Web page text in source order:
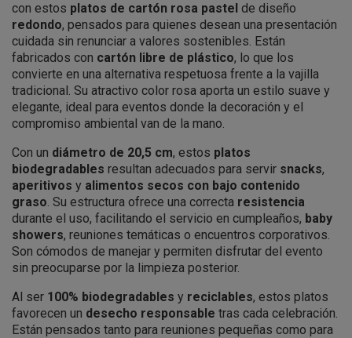
con estos platos de cartón rosa pastel de diseño
redondo, pensados para quienes desean una presentación
cuidada sin renunciar a valores sostenibles. Están
fabricados con cartón libre de plástico, lo que los
convierte en una alternativa respetuosa frente a la vajilla
tradicional. Su atractivo color rosa aporta un estilo suave y
elegante, ideal para eventos donde la decoración y el
compromiso ambiental van de la mano.
Con un diámetro de 20,5 cm, estos platos
biodegradables resultan adecuados para servir snacks,
aperitivos y alimentos secos con bajo contenido
graso. Su estructura ofrece una correcta resistencia
durante el uso, facilitando el servicio en cumpleaños, baby
showers, reuniones temáticas o encuentros corporativos.
Son cómodos de manejar y permiten disfrutar del evento
sin preocuparse por la limpieza posterior.
Al ser 100% biodegradables y reciclables, estos platos
favorecen un desecho responsable tras cada celebración.
Están pensados tanto para reuniones pequeñas como para